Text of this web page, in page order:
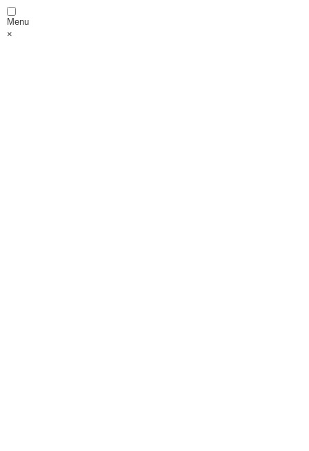
Menu
×